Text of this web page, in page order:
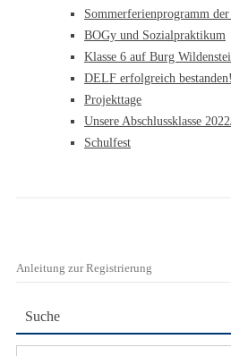
Sommerferienprogramm
BOGy und Sozialpraktikum
Klasse 6 auf Burg
DELF erfolgreich bestanden!
Projekttage
Unsere Abschlussklasse
Schulfest
Anleitung zur Registrierung
Suche